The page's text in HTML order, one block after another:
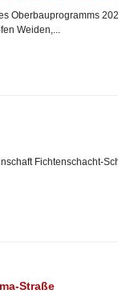
Oberbauprogramms
Weiden,...
Fichtenschacht-
Straße